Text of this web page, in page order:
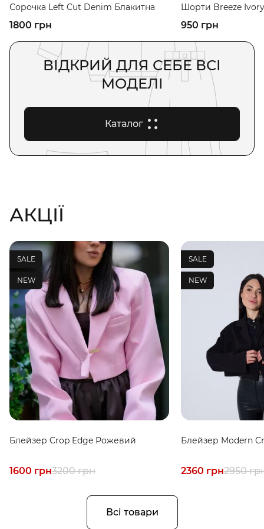
Сорочка Left Cut Denim Блакитна
1800 грн
Шорти Breeze Ivory
950 грн
ВІДКРИЙ ДЛЯ СЕБЕ ВСІ
МОДЕЛІ
Каталог
АКЦІЇ
Всі товари
SALE
NEW
Блейзер Crop Edge Рожевий
3200 грн
1600 грн
SALE
NEW
Блейзер Modern
2950
2360 грн